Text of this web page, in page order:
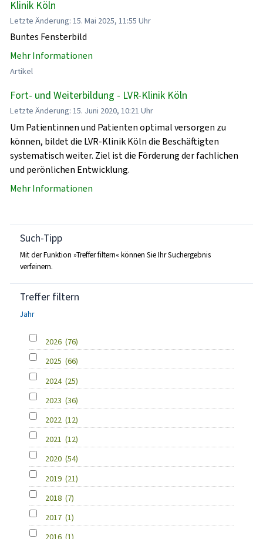
Klinik Köln
Letzte Änderung: 15. Mai 2025, 11:55 Uhr
Buntes Fensterbild
Mehr Informationen
Artikel
Fort- und Weiterbildung - LVR-Klinik Köln
Letzte Änderung: 15. Juni 2020, 10:21 Uhr
Um Patientinnen und Patienten optimal versorgen zu
können, bildet die LVR-Klinik Köln die Beschäftigten
systematisch weiter. Ziel ist die Förderung der fachlichen
und perönlichen Entwicklung.
Mehr Informationen
Such-Tipp
Mit der Funktion »Treffer filtern« können Sie Ihr Suchergebnis
verfeinern.
Treffer filtern
Jahr
2026 (76)
2025 (66)
2024 (25)
2023 (36)
2022 (12)
2021 (12)
2020 (54)
2019 (21)
2018 (7)
2017 (1)